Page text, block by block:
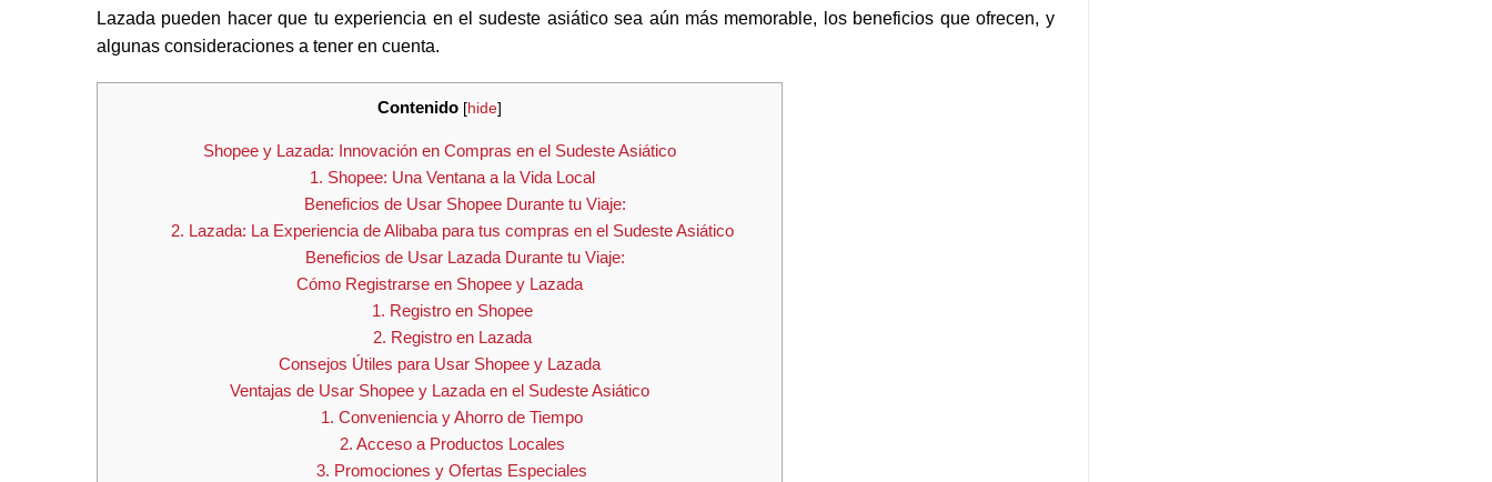
Lazada pueden hacer que tu experiencia en el sudeste asiático sea aún más memorable, los beneficios que ofrecen, y
algunas consideraciones a tener en cuenta.
Contenido [hide]
Shopee y Lazada: Innovación en Compras en el Sudeste Asiático
1. Shopee: Una Ventana a la Vida Local
Beneficios de Usar Shopee Durante tu Viaje:
2. Lazada: La Experiencia de Alibaba para tus compras en el Sudeste Asiático
Beneficios de Usar Lazada Durante tu Viaje:
Cómo Registrarse en Shopee y Lazada
1. Registro en Shopee
2. Registro en Lazada
Consejos Útiles para Usar Shopee y Lazada
Ventajas de Usar Shopee y Lazada en el Sudeste Asiático
1. Conveniencia y Ahorro de Tiempo
2. Acceso a Productos Locales
3. Promociones y Ofertas Especiales